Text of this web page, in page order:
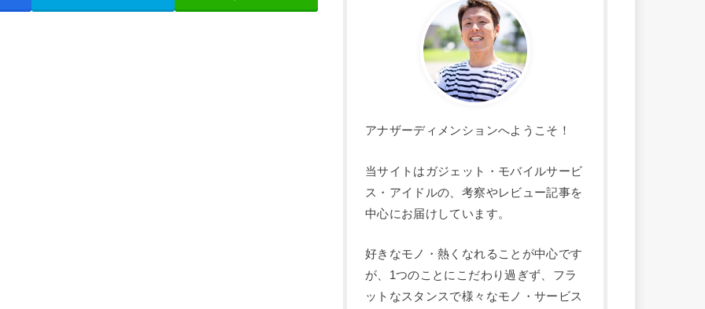
アナザーディメンションへようこそ！
当サイトはガジェット・モバイルサービ
ス・アイドルの、考察やレビュー記事を
中心にお届けしています。
好きなモノ・熱くなれることが中心です
が、1つのことにこだわり過ぎず、フラ
ットなスタンスで様々なモノ・サービス